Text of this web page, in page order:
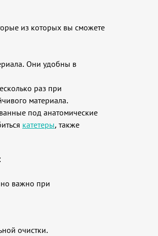
из которых вы сможете
Они удобны в
раз при
материала.
под анатомические
катетеры, также
важно при
очистки.